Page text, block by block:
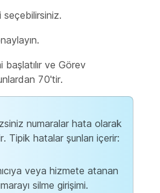
seçebilirsiniz.
başlatılır ve Görev
70'tir.
numaralar hata olarak
Tipik hatalar şunları içerir:
veya hizmete atanan
silme girişimi.